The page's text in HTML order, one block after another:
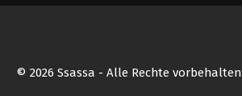
© 2026 Ssassa - Alle Rechte vorbehalten